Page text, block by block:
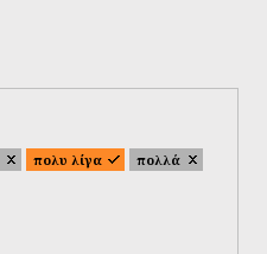
πολυ λίγα
πολλά